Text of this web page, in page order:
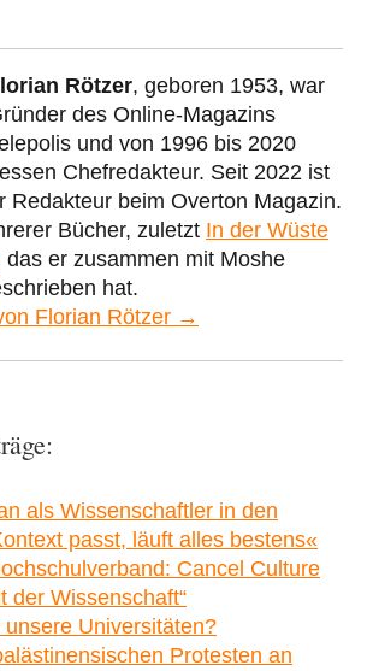
Rötzer, geboren 1953, war
des Online-Magazins
und von 1996 bis 2020
Chefredakteur. Seit 2022 ist
Redakteur beim Overton Magazin.
Bücher, zuletzt In der Wüste
das er zusammen mit Moshe
hat.
Florian Rötzer →
als Wissenschaftler in den
passt, läuft alles bestens«
Cancel Culture
der Wissenschaft“
Universitäten?
Protesten an